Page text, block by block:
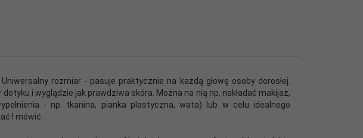
rozmiar - pasuje praktycznie na każdą głowę osoby dorosłej.
i wyglądzie jak prawdziwa skóra. Można na nią np. nakładać makijaż,
- np. tkanina, pianka plastyczna, wata) lub w celu idealnego
I mówić.